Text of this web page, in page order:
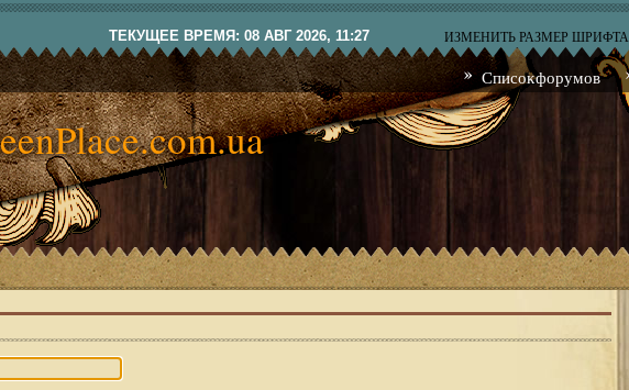
ТЕКУЩЕЕ ВРЕМЯ: 08 АВГ 2026, 11:27 ИЗМЕНИТЬ РАЗМЕР ШРИФТА
Список форумов